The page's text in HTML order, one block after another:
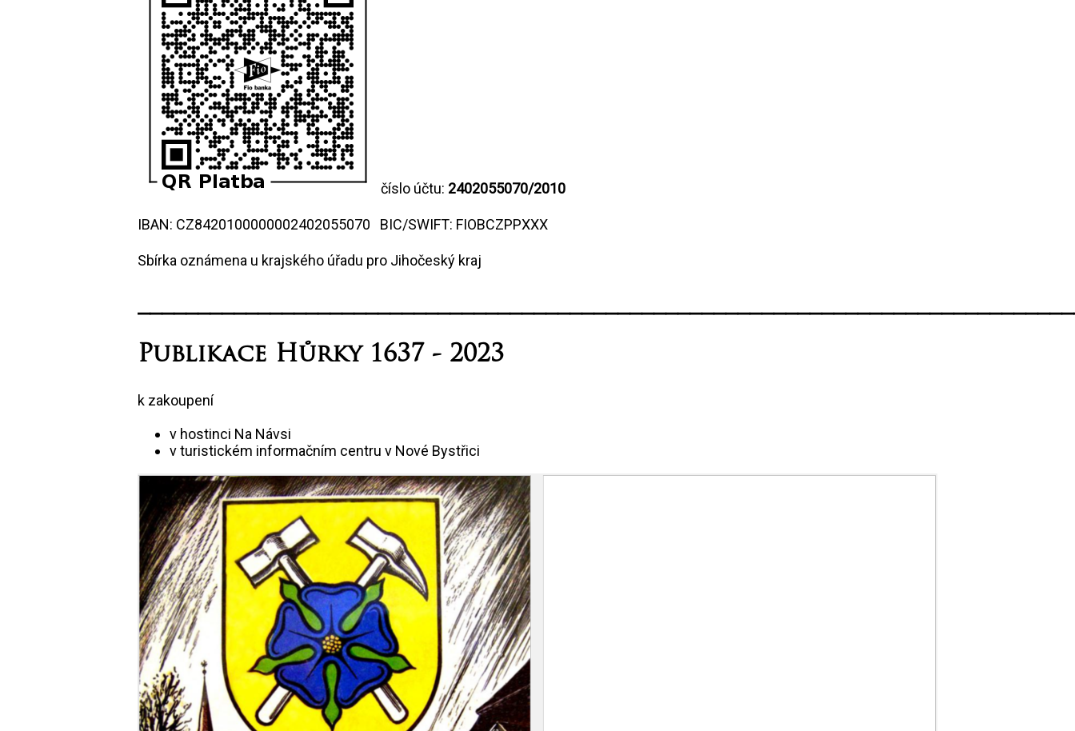
číslo účtu: 2402055070/2010
IBAN: CZ8420100000002402055070 BIC/SWIFT: FIOBCZPPXXX
Sbírka oznámena u krajského úřadu pro Jihočeský kraj
Publikace Hůrky 1637 - 2023
k zakoupení
v hostinci Na Návsi
v turistickém informačním centru v Nové Bystřici